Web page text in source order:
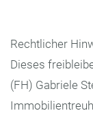
Rechtlicher
Dieses
(FH) Gabriele